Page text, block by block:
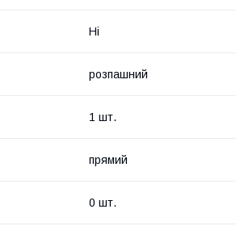
Ні
розпашний
1 шт.
прямий
0 шт.